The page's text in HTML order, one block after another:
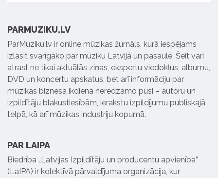
PARMUZIKU.LV
ParMuziku.lv ir online mūzikas žurnāls, kurā iespējams
izlasīt svarīgāko par mūziku Latvijā un pasaulē. Šeit vari
atrast ne tikai aktuālās ziņas, ekspertu viedokļus, albumu,
DVD un koncertu apskatus, bet arī informāciju par
mūzikas biznesa ikdienā neredzamo pusi – autoru un
izpildītāju blakustiesībām, ierakstu izpildījumu publiskajā
telpā, kā arī mūzikas industriju kopumā.
PAR LAIPA
Biedrība „Latvijas Izpildītāju un producentu apvienība”
(LaIPA) ir kolektīvā pārvaldījuma organizācija, kur